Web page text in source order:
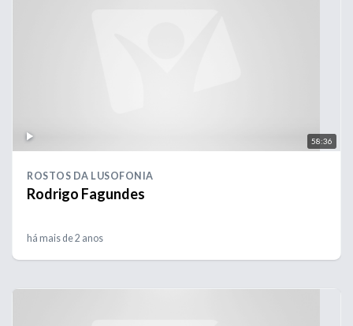
58:36
ROSTOS DA LUSOFONIA
Rodrigo Fagundes
há mais de 2 anos